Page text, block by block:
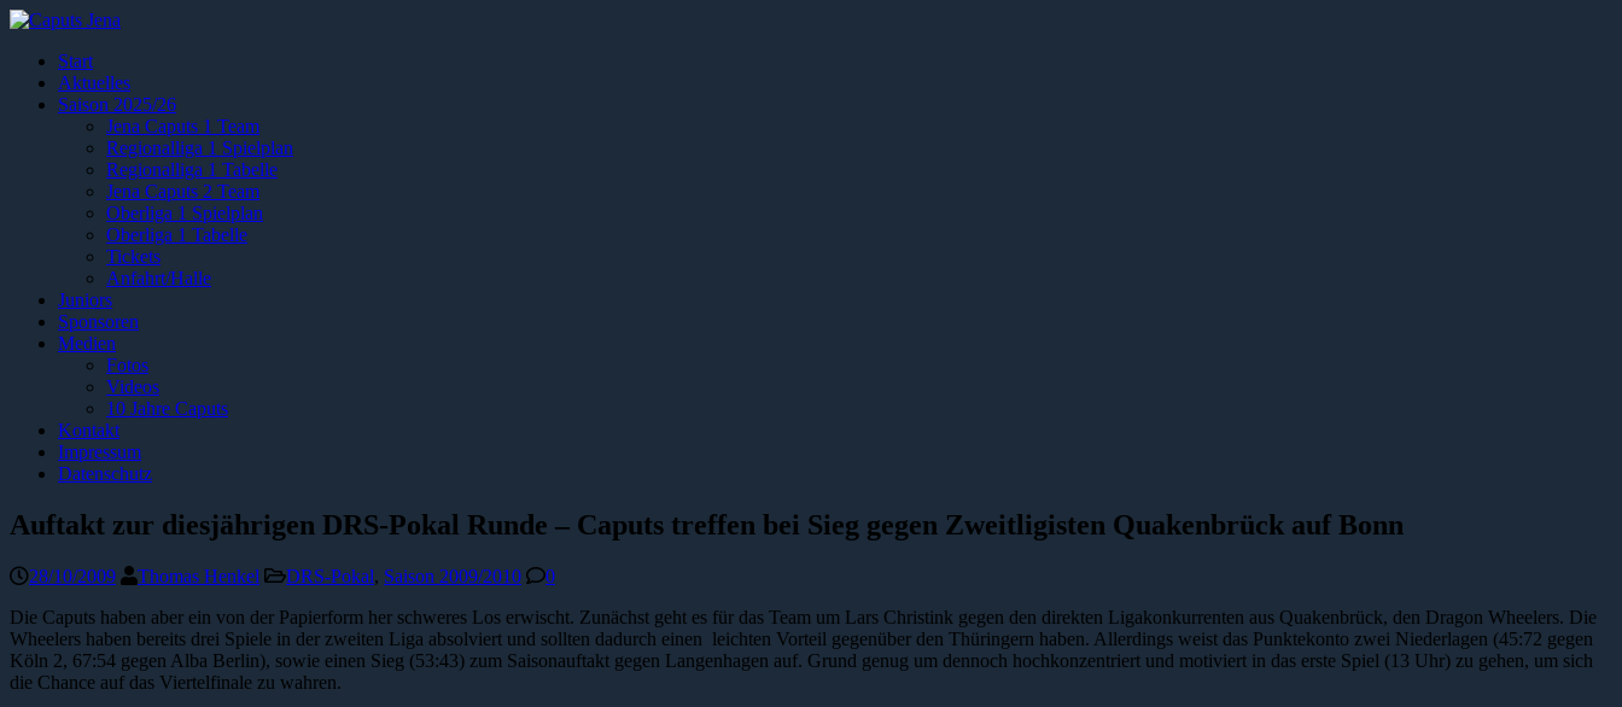
Start
Aktuelles
Saison 2025/26
Jena Caputs 1 Team
Regionalliga 1 Spielplan
Regionalliga 1 Tabelle
Jena Caputs 2 Team
Oberliga 1 Spielplan
Oberliga 1 Tabelle
Tickets
Anfahrt/Halle
Juniors
Sponsoren
Medien
Fotos
Videos
10 Jahre Caputs
Kontakt
Impressum
Datenschutz
Auftakt zur diesjährigen DRS-Pokal Runde – Caputs treffen bei Sieg gegen Zweitligisten Quakenbrück auf Bonn
28/10/2009 Thomas Henkel DRS-Pokal, Saison 2009/2010
0
Die Caputs haben aber ein von der Papierform her schweres Los erwischt. Zunächst geht es für das Team um Lars Christink gegen den direkten Ligakonkurrenten aus Quakenbrück, den Dragon Wheelers. Die
Wheelers haben bereits drei Spiele in der zweiten Liga absolviert und sollten dadurch einen leichten Vorteil gegenüber den Thüringern haben. Allerdings weist das Punktekonto zwei Niederlagen (45:72 gegen
Köln 2, 67:54 gegen Alba Berlin), sowie einen Sieg (53:43) zum Saisonauftakt gegen Langenhagen auf. Grund genug um dennoch hochkonzentriert und motiviert in das erste Spiel (13 Uhr) zu gehen, um sich
die Chance auf das Viertelfinale zu wahren.